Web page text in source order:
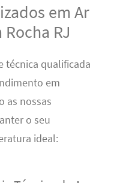
em Ar
RJ
técnica qualificada
em
as nossas
o seu
ideal: